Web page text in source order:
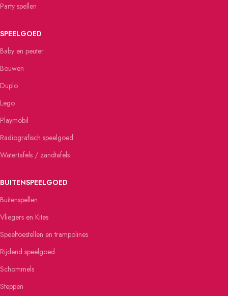
Party spellen
SPEELGOED
Baby en peuter
Bouwen
Duplo
Lego
Playmobil
Radiografisch speelgoed
Watertafels / zandtafels
BUITENSPEELGOED
Buitenspellen
Vliegers en Kites
Speeltoestellen en trampolines
Rijdend speelgoed
Schommels
Steppen